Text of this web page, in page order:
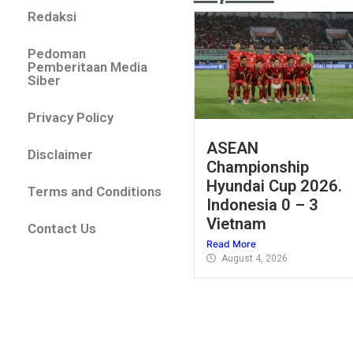
Redaksi
Pedoman
Pemberitaan Media
Siber
Privacy Policy
Disclaimer
Terms and Conditions
Contact Us
ASEAN
Championship
Hyundai Cup 2026.
Indonesia 0 – 3
Vietnam
Read More
August 4, 2026